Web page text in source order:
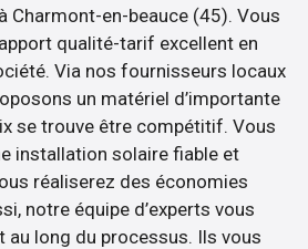
Charmont-en-beauce (45). Vous
qualité-tarif excellent en
Via nos fournisseurs locaux
un matériel d’importante
se trouve être compétitif. Vous
installation solaire fiable et
réaliserez des économies
notre équipe d’experts vous
au long du processus. Ils vous